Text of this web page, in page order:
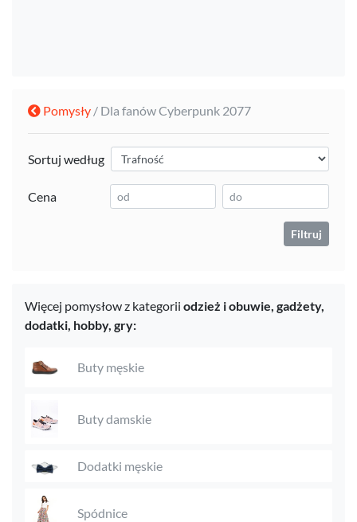
Pomysły / Dla fanów Cyberpunk 2077
Sortuj według
Cena
Filtruj
Więcej pomysłow z kategorii odzież i obuwie, gadżety,
dodatki, hobby, gry:
Buty męskie
Buty damskie
Dodatki męskie
Spódnice